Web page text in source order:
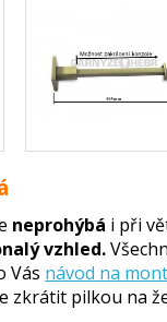
neprohýbá i při
vzhled.
Vás návod na
zkrátit pilkou na